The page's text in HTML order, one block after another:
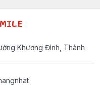
Khương Đình, Thành